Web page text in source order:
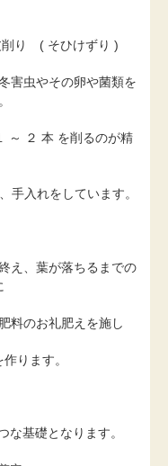
削り ( そひけずり )
害虫やその卵や菌類を
～ ２ 本 を削るのが精
手入れをしています。
え、葉が落ちるまでの
料のお礼肥えを施し
ります。
な基礎となります。